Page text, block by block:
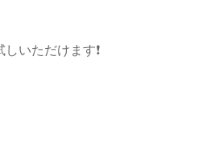
いただけます❗️